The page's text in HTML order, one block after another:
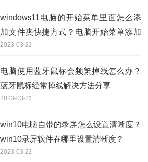
windows11电脑的开始菜单里面怎么添
加文件夹快捷方式？电脑开始菜单添加
快捷方式方法
2023-03-22
电脑使用蓝牙鼠标会频繁掉线怎么办？
蓝牙鼠标经常掉线解决方法分享
2023-03-22
win10电脑自带的录屏怎么设置清晰度？
win10录屏软件在哪里设置清晰度？
2023-03-22